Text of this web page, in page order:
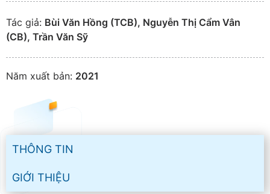
Tác giả: Bùi Văn Hồng (TCB), Nguyễn Thị Cẩm Vân
(CB), Trần Văn Sỹ
Năm xuất bản: 2021
THÔNG TIN
GIỚI THIỆU